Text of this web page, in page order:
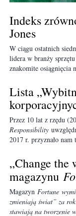
Indeks
Jones
W ciągu ostatnich
lidera w branży
znakomite osiągnięcia
Lista
Przez 10 lat z rzędu
Responsibility
2017 r. przyznało
„Change
magazynu
Magazyn Fortune
zmieniają świat” za
stawiają na tworzenie